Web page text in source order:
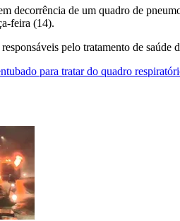
decorrência de um quadro de
feira (14).
pelo tratamento de
para tratar do quadro